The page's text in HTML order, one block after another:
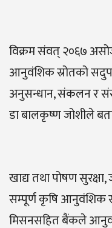
विक्रम संवत् २०६७
आनुवंशिक स्रोतको
अनुसन्धान, संकलन र
डा बालकृष्ण जोशीले
खाद्य तथा पोषण
सम्पूर्ण कृषि आनुवंशिक
मिसनसहित बैंकले